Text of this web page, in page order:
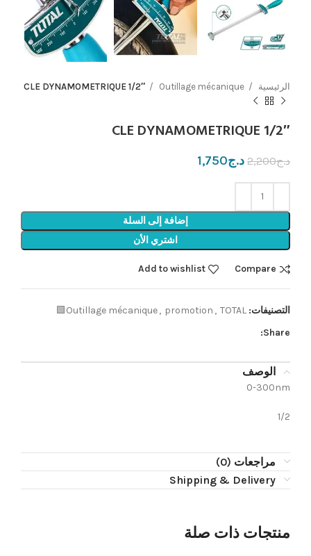
الرئيسية Outillage mécanique
CLE DYNAMOMETRIQUE 1/2″
CLE DYNAMOMETRIQUE 1/2″
د.ج2,200 د.ج1,750
إضافة إلى السلة
اشتري الأن
Compare
Add to wishlist
التصنيفات: Outillage mécanique, promotion , TOTAL🟩
Share:
الوصف
0-300nm
1/2
مراجعات (0)
Shipping & Delivery
منتجات ذات صلة